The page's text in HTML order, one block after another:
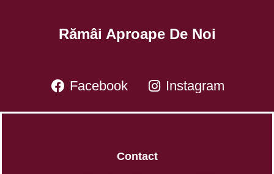
Rămâi Aproape De Noi
Facebook Instagram
Contact